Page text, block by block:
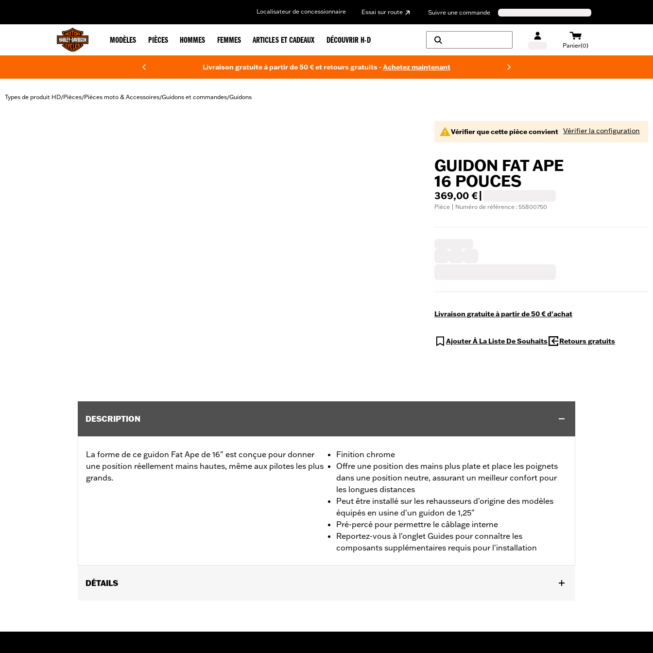
Localisateur de concessionnaire Essai sur route Suivre une commande
MODÈLES PIÈCES HOMMES FEMMES ARTICLES ET CADEAUX DÉCOUVRIR H-D
Panier(0)
Livraison gratuite à partir de 50 € et retours gratuits -Achetez maintenant
Types de produit HD/Pièces/Pièces moto & Accessoires/Guidons et commandes/Guidons
Vérifier que cette pièce convient Vérifier la configuration
GUIDON FAT APE
16 POUCES
369,00 €
Pièce | Numéro de référence : 55800750
Livraison gratuite à partir de 50 € d'achat
Ajouter À La Liste De Souhaits Retours gratuits
DESCRIPTION
La forme de ce guidon Fat Ape de 16" est conçue pour donner
une position réellement mains hautes, même aux pilotes les plus
grands.
Finition chrome
Offre une position des mains plus plate et place les poignets
dans une position neutre, assurant un meilleur confort pour
les longues distances
Peut être installé sur les rehausseurs d'origine des modèles
équipés en usine d'un guidon de 1,25"
Pré-percé pour permettre le câblage interne
Reportez-vous à l'onglet Guides pour connaître les
composants supplémentaires requis pour l'installation
DÉTAILS
Tous les modèles nécessitent l'achat séparé de pièces supplémentaires pour le montage.